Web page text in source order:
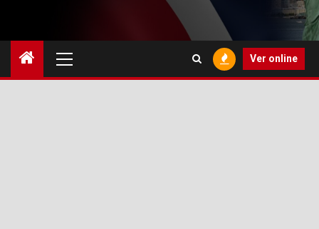
principal
Ver online